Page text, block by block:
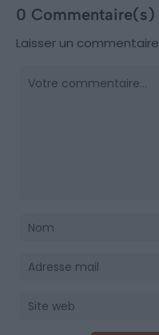
0 Commentaire(s)
Laisser un commentaire